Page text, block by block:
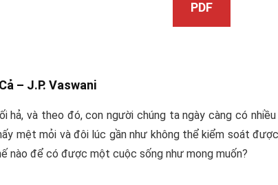
PDF
– J.P. Vaswani
hả, và theo đó, con người chúng ta ngày càng có
mệt mỏi và đôi lúc gần như không thể kiểm soát
nào để có được một cuộc sống như mong muốn?